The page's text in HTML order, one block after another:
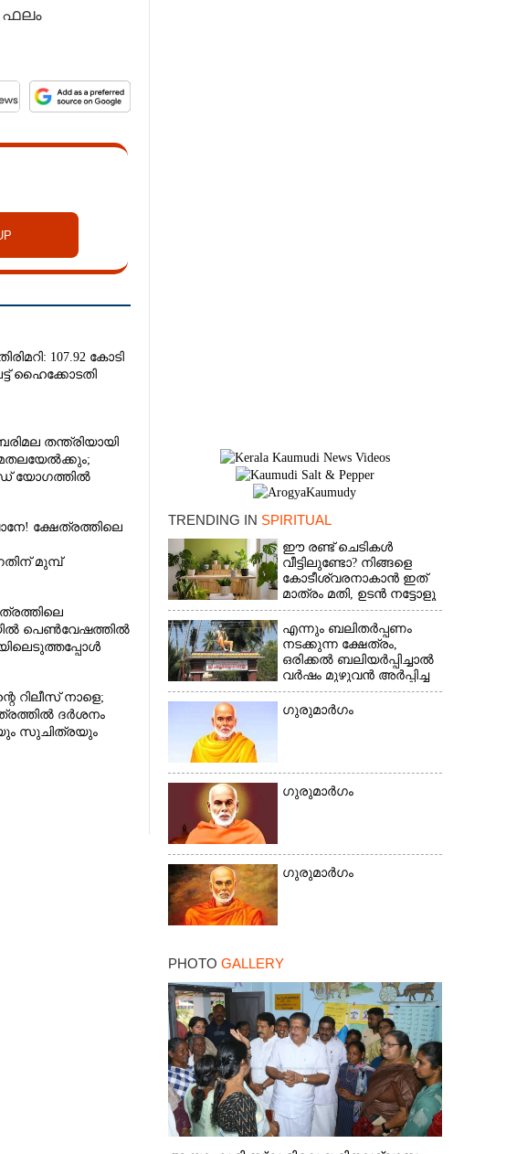
ഫലം
107.92 കോടി
ഹൈക്കോടതി
തന്ത്രിയായി
യോഗത്തിൽ
ക്ഷേത്രത്തിലെ
മുമ്പ്
പെൺവേഷത്തിൽ
റിലീസ് നാളെ;
ദർശനം
സുചിത്രയും
TRENDING IN SPIRITUAL
ഈ രണ്ട് ചെടികൾ
വീട്ടിലുണ്ടോ?​ നിങ്ങളെ
കോടീശ്വരനാകാൻ ഇത്
മാത്രം മതി,​ ഉടൻ നട്ടോളൂ
എന്നും ബലിതർപ്പണം
നടക്കുന്ന ക്ഷേത്രം,​
ഒരിക്കൽ ബലിയർപ്പിച്ചാൽ
വർഷം മുഴുവൻ അർപ്പിച്ച
പുണ്യം
ഗുരുമാർഗം
ഗുരുമാർഗം
ഗുരുമാർഗം
PHOTO GALLERY
Share this link
Copy Link